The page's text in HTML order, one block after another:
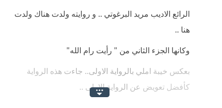
الرائع الاديب مريد البرغوتي .. و روايته ولدت هناك ولدت
هنا ..
وكانها الجزء الثاني من " رأيت رام الله"
بعكس خيبة املي بالرواية الاولى.. جاءت هذه الرواية
كأفضل تعويض عن الرواية الاولى ..